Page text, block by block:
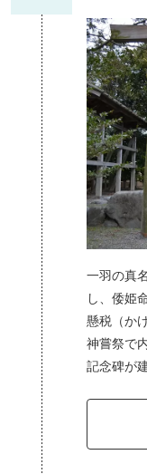
一羽の真
し、倭姫
懸税（か
神嘗祭で
記念碑が